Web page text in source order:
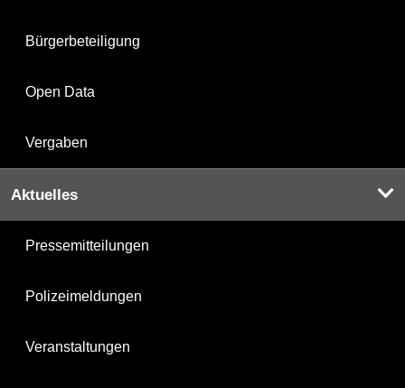
Bürgerbeteiligung
Open Data
Vergaben
Aktuelles
Pressemitteilungen
Polizeimeldungen
Veranstaltungen